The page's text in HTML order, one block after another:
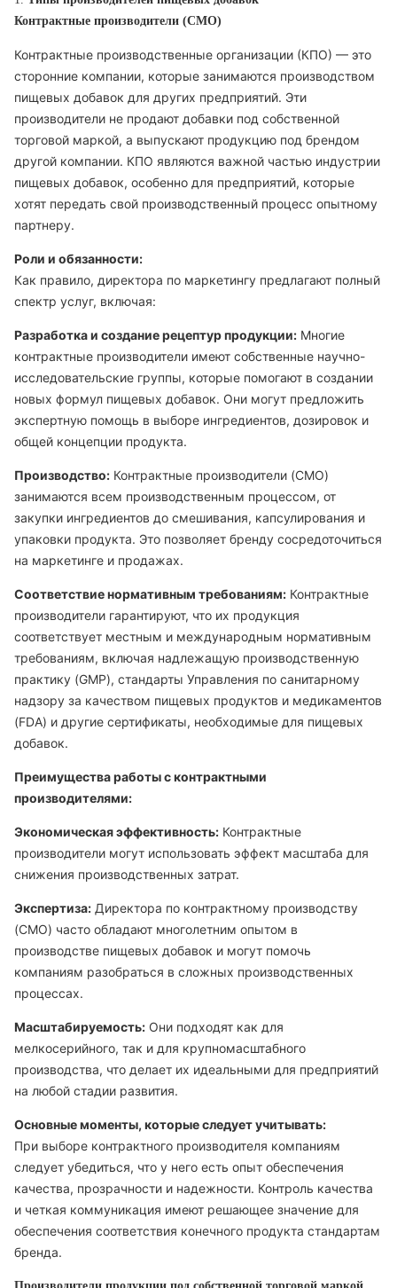
Контрактные производители (CMO)
Контрактные производственные организации (КПО) — это
сторонние компании, которые занимаются производством
пищевых добавок для других предприятий. Эти
производители не продают добавки под собственной
торговой маркой, а выпускают продукцию под брендом
другой компании. КПО являются важной частью индустрии
пищевых добавок, особенно для предприятий, которые
хотят передать свой производственный процесс опытному
партнеру.
Роли и обязанности:
Как правило, директора по маркетингу предлагают полный
спектр услуг, включая:
Разработка и создание рецептур продукции: Многие
контрактные производители имеют собственные научно-
исследовательские группы, которые помогают в создании
новых формул пищевых добавок. Они могут предложить
экспертную помощь в выборе ингредиентов, дозировок и
общей концепции продукта.
Производство: Контрактные производители (CMO)
занимаются всем производственным процессом, от
закупки ингредиентов до смешивания, капсулирования и
упаковки продукта. Это позволяет бренду сосредоточиться
на маркетинге и продажах.
Соответствие нормативным требованиям: Контрактные
производители гарантируют, что их продукция
соответствует местным и международным нормативным
требованиям, включая надлежащую производственную
практику (GMP), стандарты Управления по санитарному
надзору за качеством пищевых продуктов и медикаментов
(FDA) и другие сертификаты, необходимые для пищевых
добавок.
Преимущества работы с контрактными
производителями:
Экономическая эффективность: Контрактные
производители могут использовать эффект масштаба для
снижения производственных затрат.
Экспертиза: Директора по контрактному производству
(CMO) часто обладают многолетним опытом в
производстве пищевых добавок и могут помочь
компаниям разобраться в сложных производственных
процессах.
Масштабируемость: Они подходят как для
мелкосерийного, так и для крупномасштабного
производства, что делает их идеальными для предприятий
на любой стадии развития.
Основные моменты, которые следует учитывать:
При выборе контрактного производителя компаниям
следует убедиться, что у него есть опыт обеспечения
качества, прозрачности и надежности. Контроль качества
и четкая коммуникация имеют решающее значение для
обеспечения соответствия конечного продукта стандартам
бренда.